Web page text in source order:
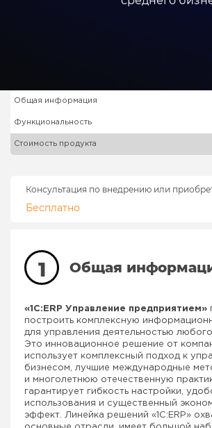
1 Общая
«1С:ERP Управление предприятием»
построить комплексную
для управления деятельностью
Это инновационное решение от
использует комплексный подход к
бизнесом, лучшие международные
и многолетнюю отечественную
гарантирует гибкость настройки,
использования и существенный
эффект. Линейка решений «1С:ERP»
Общая информация
Функциональность
Стоимость продукта
Консультация по внедрению или
Бесплатно